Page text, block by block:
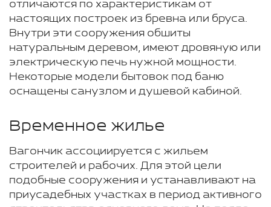
отличаются по характеристикам от
настоящих построек из бревна или бруса.
Внутри эти сооружения обшиты
натуральным деревом, имеют дровяную или
электрическую печь нужной мощности.
Некоторые модели бытовок под баню
оснащены санузлом и душевой кабиной.
Временное жилье
Вагончик ассоциируется с жильем
строителей и рабочих. Для этой цели
подобные сооружения и устанавливают на
приусадебных участках в период активного